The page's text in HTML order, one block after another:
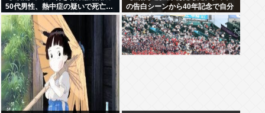
50代男性、熱中症の疑いで死亡…
スポーツドリンクも持参
の告白シーンから40年記念で自分
自身が浅倉南になりきり投稿